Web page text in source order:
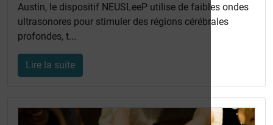
Austin, le dispositif NEUSLeeP utilise de faibles ondes
ultrasonores pour stimuler des régions cérébrales
profondes, t...
Lire la suite